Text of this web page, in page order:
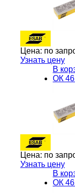
Цена: по
Узнать цену
В
ОК
Цена: по
Узнать цену
В
ОК